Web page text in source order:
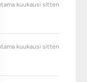
kuukausi sitten
kuukausi sitten